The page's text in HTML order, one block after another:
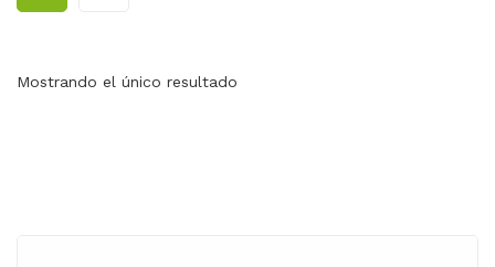
CONTACTO
Mostrando el único resultado